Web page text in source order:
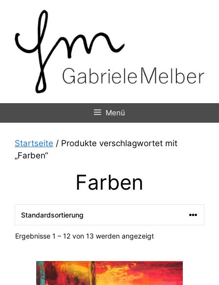
Menü
Startseite / Produkte verschlagwortet mit
„Farben“
Farben
Ergebnisse 1 – 12 von 13 werden angezeigt